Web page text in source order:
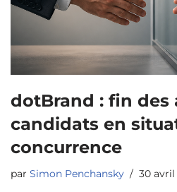
dotBrand : fin des
candidats en
concurrence
par Simon Penchansky 30 avril